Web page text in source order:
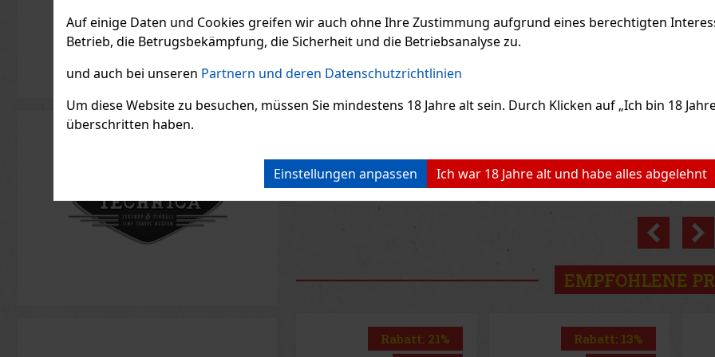
Auf einige Daten und Cookies greifen wir auch ohne Ihre Zustimmung aufgrund eines berechtigten
Betrieb, die Betrugsbekämpfung, die Sicherheit und die Betriebsanalyse zu.
und auch bei unseren Partnern und deren Datenschutzrichtlinien
Um diese Website zu besuchen, müssen Sie mindestens 18 Jahre alt sein. Durch Klicken auf „Ich bin 18
überschritten haben.
Einstellungen anpassen Ich war 18 Jahre alt und habe alles abgelehnt
Nativo Autentico
Salvaje 0,7 l 40% Tube
Bestellen
Becherovka Tuzemský
Bestellen
Previous
EMPFOHLENE
Rabatt: 13%
Rabatt: 19%